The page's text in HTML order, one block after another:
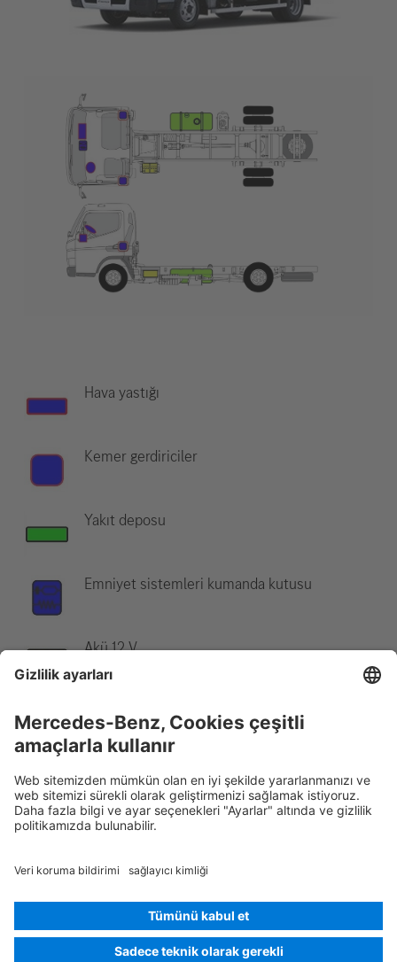
Hava yastığı
Kemer gerdiriciler
Yakıt deposu
Emniyet sistemleri kumanda kutusu
Akü 12 V
Not:Daha fazla bilgi için lütfenKurtarma Kılavuzu'muza bakınız.
Rescue Card None Sürüm 07/2026 02.1 ID-Nr.: 468.0
© 2026Mercedes-Benz AG